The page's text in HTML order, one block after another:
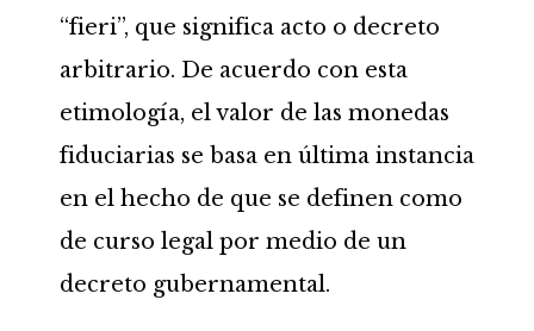
“fieri”, que significa acto o decreto
arbitrario. De acuerdo con esta
etimología, el valor de las monedas
fiduciarias se basa en última instancia
en el hecho de que se definen como
de curso legal por medio de un
decreto gubernamental.